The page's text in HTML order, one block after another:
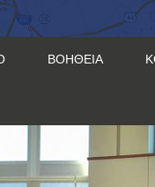
ΒΟΉΘΕΙΑ